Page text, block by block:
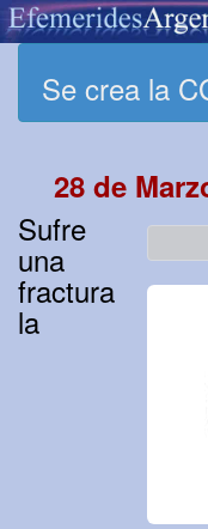
Se crea la
28 de
Sufre
una
fractura
la